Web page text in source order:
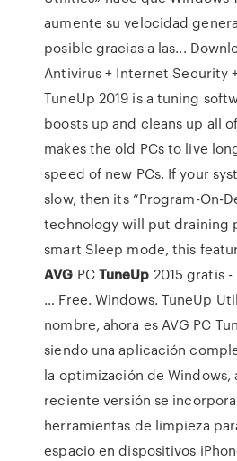
aumente su velocidad
posible gracias a las...
Antivirus + Internet Security
TuneUp 2019 is a tuning
boosts up and cleans up all
makes the old PCs to live
speed of new PCs. If your
slow, then its “Program-On-
technology will put draining
smart Sleep mode, this
AVG PCTuneUp 2015 gratis
… Free. Windows. TuneUp
nombre, ahora es AVG PC
siendo una aplicación
la optimización de Windows,
reciente versión se
herramientas de limpieza
espacio en dispositivos